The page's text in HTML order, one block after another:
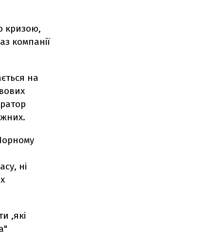
кризою,
компанії
на
ні
,які